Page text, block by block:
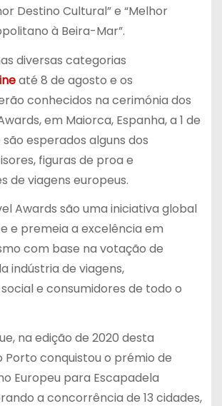
Destino Cultural” e “Melhor
à Beira-Mar”.
diversas categorias
até 8 de agosto e os
conhecidos na cerimónia dos
em Maiorca, Espanha, a 1 de
esperados alguns dos
figuras de proa e
de viagens europeus.
Awards são uma iniciativa global
e premeia a excelência em
com base na votação de
indústria de viagens,
e consumidores de todo o
na edição de 2020 desta
Porto conquistou o prémio de
Europeu para Escapadela
a concorrência de 13 cidades,